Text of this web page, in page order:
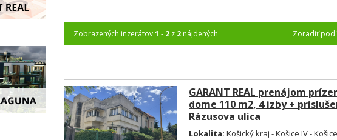
Zoradiť
Zobrazených inzerátov1 - 2 z 2 nájdených
GARANT REAL prenájom
dome 110 m2, 4 izby +
Rázusova ulica
Lokalita: Košický kraj - Košice IV -